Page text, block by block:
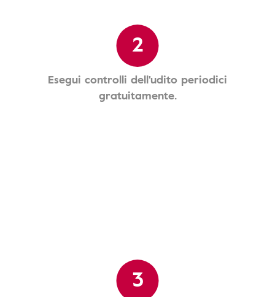
2
Esegui controlli dell'udito periodici
gratuitamente.
3